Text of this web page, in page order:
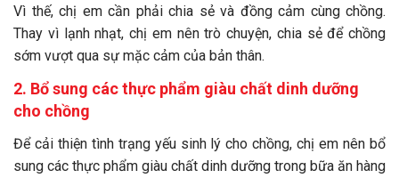
Vì thế, chị em cần phải chia sẻ và đồng cảm cùng chồng.
Thay vì lạnh nhạt, chị em nên trò chuyện, chia sẻ để chồng
sớm vượt qua sự mặc cảm của bản thân.
2. Bổ sung các thực phẩm giàu chất dinh dưỡng
cho chồng
Để cải thiện tình trạng yếu sinh lý cho chồng, chị em nên bổ
sung các thực phẩm giàu chất dinh dưỡng trong bữa ăn hàng